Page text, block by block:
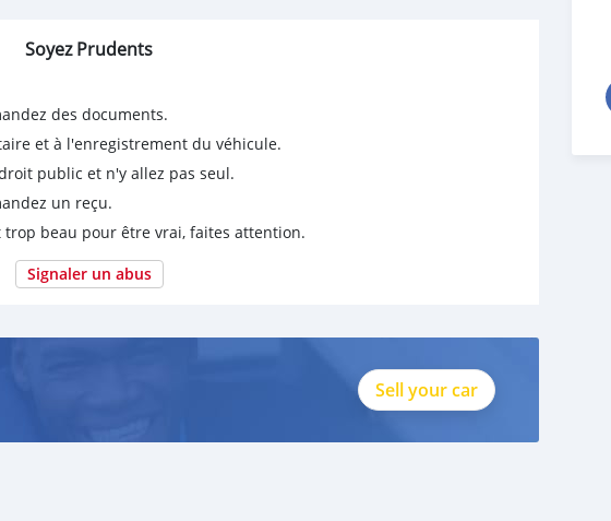
Soyez Prudents
des documents.
et à l'enregistrement du véhicule.
public et n'y allez pas seul.
un reçu.
trop beau pour être vrai, faites attention.
Signaler un abus
Sell your car